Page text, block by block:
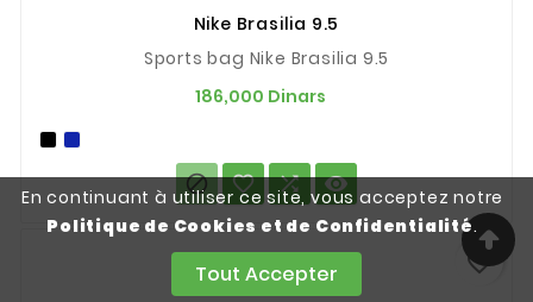
En continuant à utiliser ce site, vous acceptez notre
Politique de Cookies et de Confidentialité.
Tout Accepter
Nike Brasilia 9.5
Sports bag Nike Brasilia 9.5
186,000 Dinars
   
favorite_border